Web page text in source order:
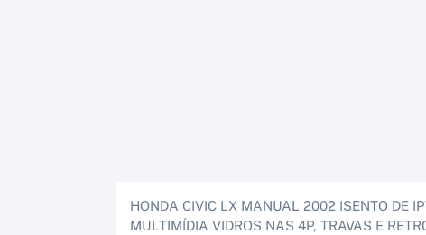
HONDA CIVIC LX MANUAL 2002 ISENTO DE
MULTIMÍDIA VIDROS NAS 4P, TRAVAS E